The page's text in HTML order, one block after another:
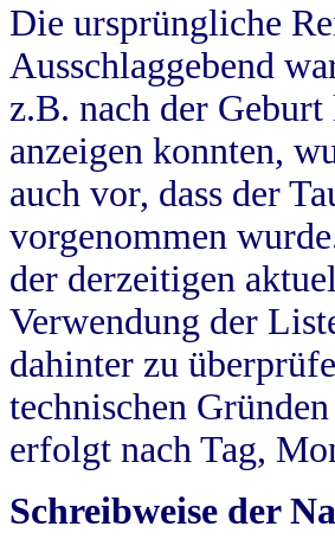
Die ursprüngliche
Ausschlaggebend
z.B. nach der
anzeigen konnten,
auch vor, dass der
vorgenommen
der derzeitigen
Verwendung der
dahinter zu
technischen
erfolgt nach Tag,
Schreibweise der